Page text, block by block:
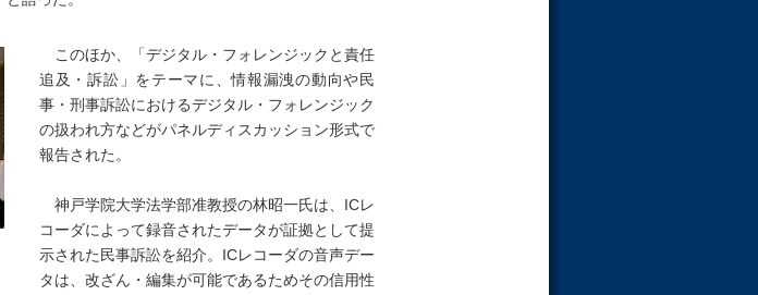
このほか、「デジタル・フォレンジックと責任
追及・訴訟」をテーマに、情報漏洩の動向や民
事・刑事訴訟におけるデジタル・フォレンジック
の扱われ方などがパネルディスカッション形式で
報告された。
神戸学院大学法学部准教授の林昭一氏は、ICレ
コーダによって録音されたデータが証拠として提
示された民事訴訟を紹介。ICレコーダの音声デー
タは、改ざん・編集が可能であるためその信用性